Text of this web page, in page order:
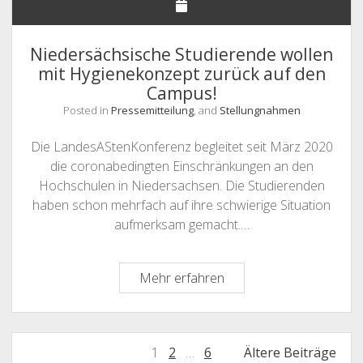
Niedersächsische Studierende wollen
mit Hygienekonzept zurück auf den
Campus!
Posted in Pressemitteilung, and Stellungnahmen
Die LandesAStenKonferenz begleitet seit März 2020
die coronabedingten Einschränkungen an den
Hochschulen in Niedersachsen. Die Studierenden
haben schon mehrfach auf ihre schwierige Situation
aufmerksam gemacht.…
Mehr erfahrenNiedersächsische
Studierende
wollen
mit
Hygienekonzept
Seitennummerierung
1 2 … 6 Ältere Beiträge